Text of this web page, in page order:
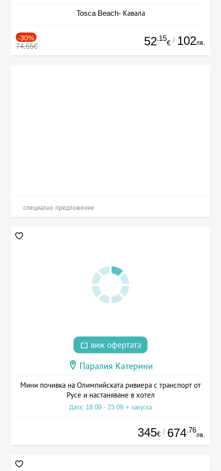
Tosca Beach- Кавала
-30%
74.65€ 52.15
€ / 102лв.
специално предложение
виж офертата
Паралия Катерини
Мини почивка на Олимпийската ривиера с транспорт от
Русе и настаняване в хотел
Дата: 18.09 - 23.09 + закуска
345€ / 674.76
лв.